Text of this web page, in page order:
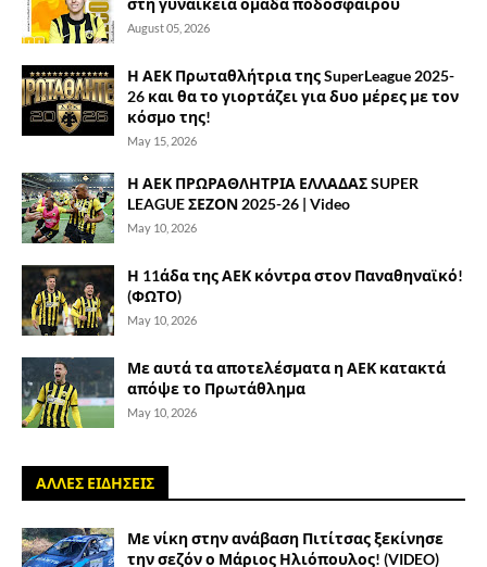
August 05, 2026
Η ΑΕΚ Πρωταθλήτρια της SuperLeague 2025-
26 και θα το γιορτάζει για δυο μέρες με τον
κόσμο της!
May 15, 2026
Η ΑΕΚ ΠΡΩΡΑΘΛΗΤΡΙΑ ΕΛΛΑΔΑΣ SUPER
LEAGUE ΣΕΖΟΝ 2025-26 | Video
May 10, 2026
Η 11άδα της ΑΕΚ κόντρα στον Παναθηναϊκό!
(ΦΩΤΟ)
May 10, 2026
Με αυτά τα αποτελέσματα η ΑΕΚ κατακτά
απόψε το Πρωτάθλημα
May 10, 2026
ΑΛΛΕΣ ΕΙΔΗΣΕΙΣ
Με νίκη στην ανάβαση Πιτίτσας ξεκίνησε
την σεζόν ο Μάριος Ηλιόπουλος! (VIDEO)